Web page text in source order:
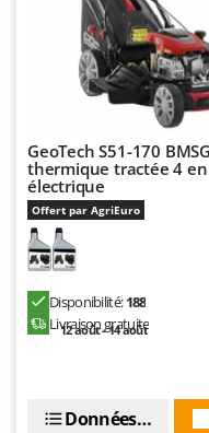
Novital
NuAir
NuovaFac
O
Officine Savioli
Oliviero
Olix
OMA
Ompagrill
Outdoorchef
GeoTech S51-170
thermique tractée 4 en
électrique
Offert par AgriEuro
Disponibilité:188
Livraison gratuite
12 août - 14 août
Données